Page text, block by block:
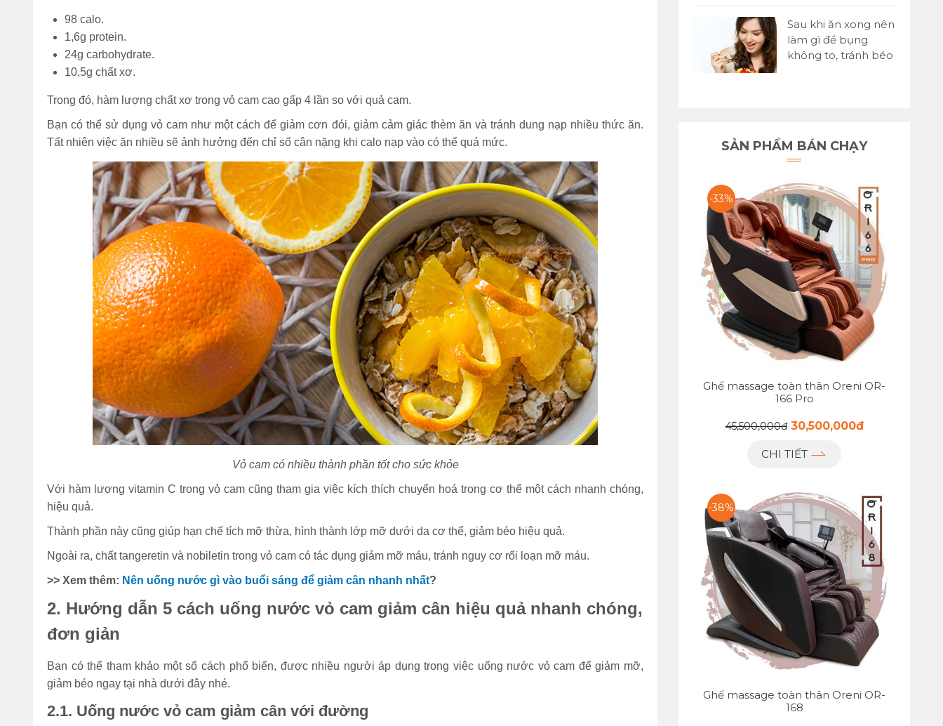
98 calo.
1,6g protein.
24g carbohydrate.
10,5g chất xơ.
Trong đó, hàm lượng chất xơ trong vỏ cam cao gấp 4 lần so với quả cam.
Bạn có thể sử dụng vỏ cam như một cách để giảm cơn đói, giảm cảm giác thèm ăn và tránh dung nạp nhiều thức ăn.
Tất nhiên việc ăn nhiều sẽ ảnh hưởng đến chỉ số cân nặng khi calo nạp vào có thể quá mức.
Vỏ cam có nhiều thành phần tốt cho sức khỏe
Với hàm lượng vitamin C trong vỏ cam cũng tham gia việc kích thích chuyển hoá trong cơ thể một cách nhanh chóng,
hiệu quả.
Thành phần này cũng giúp hạn chế tích mỡ thừa, hình thành lớp mỡ dưới da cơ thể, giảm béo hiệu quả.
Ngoài ra, chất tangeretin và nobiletin trong vỏ cam có tác dụng giảm mỡ máu, tránh nguy cơ rối loạn mỡ máu.
>> Xem thêm: Nên uống nước gì vào buổi sáng để giảm cân nhanh nhất?
2. Hướng dẫn 5 cách uống nước vỏ cam giảm cân hiệu quả nhanh chóng,
đơn giản
Bạn có thể tham khảo một số cách phổ biến, được nhiều người áp dụng trong việc uống nước vỏ cam để giảm mỡ,
giảm béo ngay tại nhà dưới đây nhé.
2.1. Uống nước vỏ cam giảm cân với đường
Sau khi ăn xong nên
làm gì để bụng
không to, tránh béo
SẢN PHẨM BÁN CHẠY
-33%
Ghế massage toàn thân Oreni OR-
166 Pro
45,500,000đ 30,500,000đ
CHI TIẾT
-38%
Ghế massage toàn thân Oreni OR-
168